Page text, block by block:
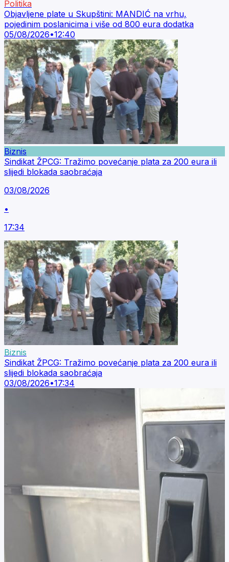
Politika
Objavljene plate u Skupštini: MANDIĆ na vrhu,
pojedinim poslanicima i više od 800 eura dodatka
05/08/2026•12:40
Biznis
Sindikat ŽPCG: Tražimo povećanje plata za 200 eura ili
slijedi blokada saobraćaja
03/08/2026
•
17:34
Biznis
Sindikat ŽPCG: Tražimo povećanje plata za 200 eura ili
slijedi blokada saobraćaja
03/08/2026•17:34